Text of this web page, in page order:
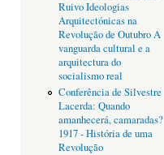
Ruivo Ideologias
Arquitectónicas na
Revolução de Outubro A
vanguarda cultural e a
arquitectura do
socialismo real
Conferência de Silvestre
Lacerda: Quando
amanhecerá, camaradas?
1917 - História de uma
Revolução